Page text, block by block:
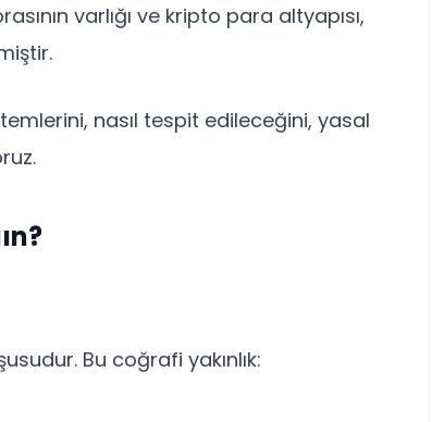
varlığı ve kripto para altyapısı,
nasıl tespit edileceğini, yasal
Bu coğrafi yakınlık: